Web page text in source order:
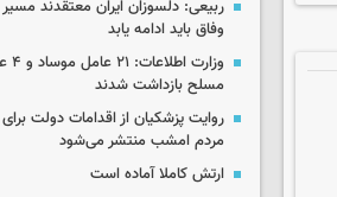
ربیعی: دلسوزان ایران معتقدند
وفاق باید ادامه یابد
مسلح بازداشت شدند
روایت پزشکیان از اقدامات دولت
مردم امشب منتشر می‌شود
ارتش کاملا آماده است